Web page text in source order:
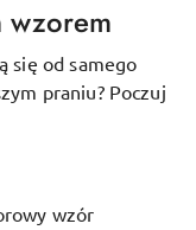
wzorem
się od samego
praniu? Poczuj
wzór